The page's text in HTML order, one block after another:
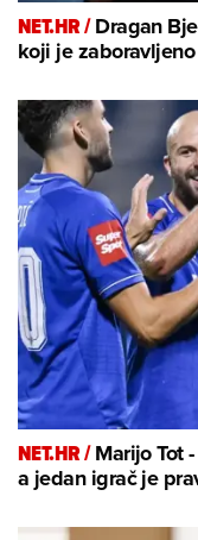
NET.HR /Dragan
koji je
NET.HR /Marijo Tot
a jedan igrač je